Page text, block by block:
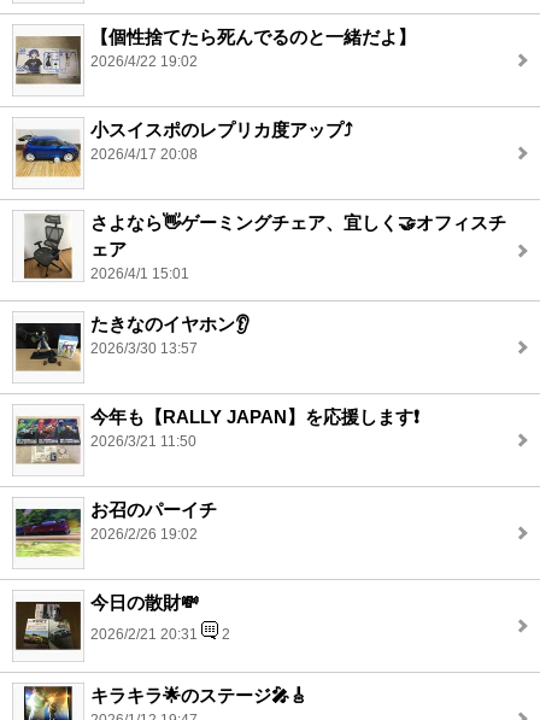
【個性捨てたら死んでるのと一緒だよ】
2026/4/22 19:02
小スイスポのレプリカ度アップ⤴️
2026/4/17 20:08
さよなら👋ゲーミングチェア、宜しく🤝オフィスチ
ェア
2026/4/1 15:01
たきなのイヤホン👂
2026/3/30 13:57
今年も【RALLY JAPAN】を応援します❗️
2026/3/21 11:50
お召のパーイチ
2026/2/26 19:02
今日の散財💸
2026/2/21 20:31 2
キラキラ🌟のステージ🎤🎸